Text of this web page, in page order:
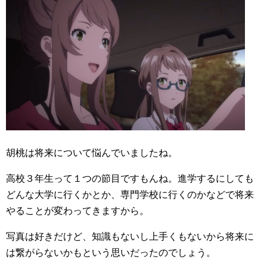
胡桃は将来について悩んでいましたね。
高校３年生って１つの節目ですもんね。進学するにしても
どんな大学に行くかとか、専門学校に行くのかなどで将来
やることが変わってきますから。
写真は好きだけど、知識もないし上手くもないから将来に
は繋がらないかもという思いだったのでしょう。